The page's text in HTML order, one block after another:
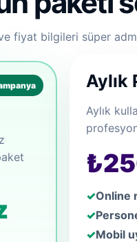
fiyat bilgileri süper
Aylık
Aylık
Online
Mobil